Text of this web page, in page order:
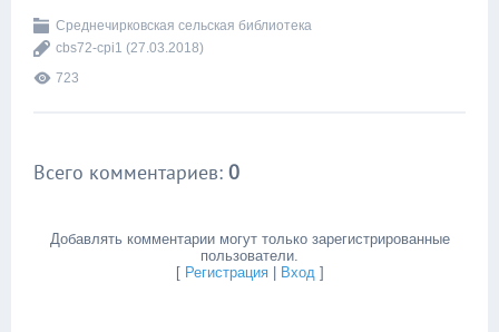
Среднечирковская сельская библиотека
cbs72-cpi1 (27.03.2018)
723
Всего комментариев: 0
Добавлять комментарии могут только зарегистрированные
пользователи.
[ Регистрация| Вход]